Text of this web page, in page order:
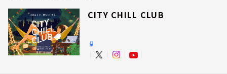
CITY CHILL CLUB